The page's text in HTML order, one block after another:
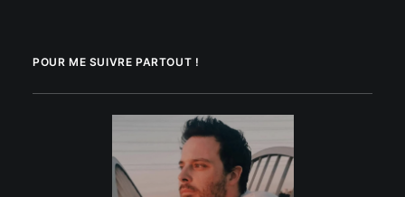
POUR ME SUIVRE PARTOUT !